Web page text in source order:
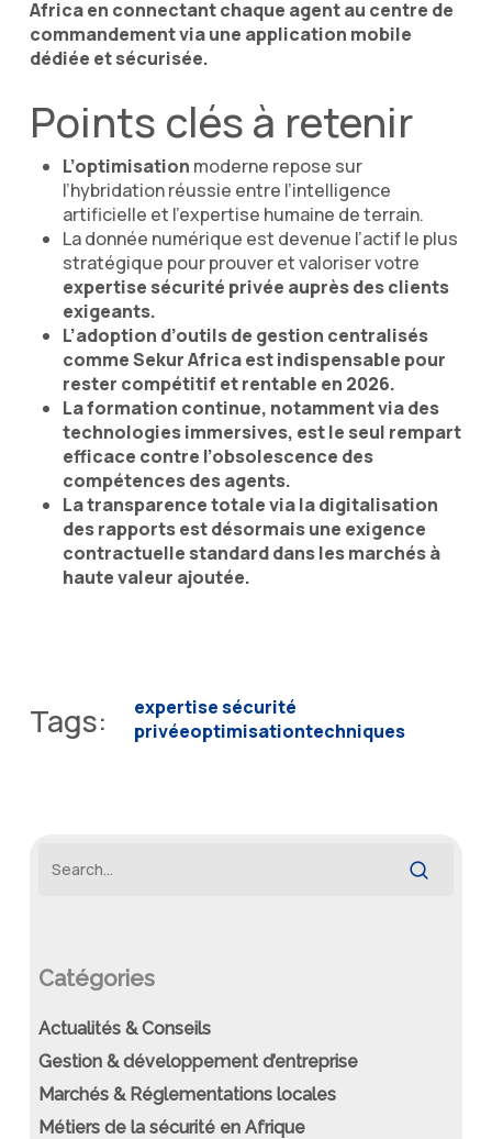
Africa en connectant chaque agent au centre de
commandement via une application mobile
dédiée et sécurisée.
Points clés à retenir
L’optimisation moderne repose sur
l’hybridation réussie entre l’intelligence
artificielle et l’expertise humaine de terrain.
La donnée numérique est devenue l’actif le plus
stratégique pour prouver et valoriser votre
expertise sécurité privée auprès des clients
exigeants.
L’adoption d’outils de gestion centralisés
commeSekur Africaest indispensable pour
rester compétitif et rentable en 2026.
La formation continue, notamment via des
technologies immersives, est le seul rempart
efficace contre l’obsolescence des
compétences des agents.
La transparence totale via la digitalisation
des rapports est désormais une exigence
contractuelle standard dans les marchés à
haute valeur ajoutée.
Tags:
expertise sécurité
privéeoptimisationtechniques
Catégories
Actualités & Conseils
Gestion & développement d’entreprise
Marchés & Réglementations locales
Métiers de la sécurité en Afrique